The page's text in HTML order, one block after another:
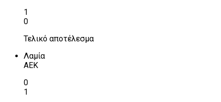
1
0
Τελικό αποτέλεσμα
Λαμία
ΑΕΚ
0
1